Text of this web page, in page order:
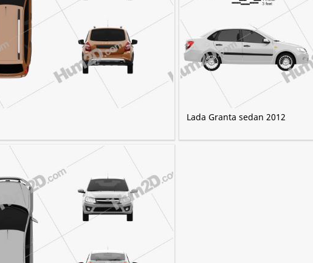
Lada Granta sedan 2012